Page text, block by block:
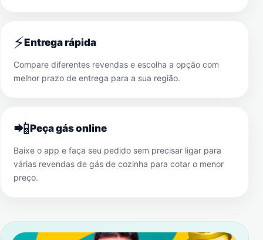
⚡Entrega rápida
Compare diferentes revendas e escolha a opção com
melhor prazo de entrega para a sua região.
📲Peça gás online
Baixe o app e faça seu pedido sem precisar ligar para
várias revendas de gás de cozinha para cotar o menor
preço.